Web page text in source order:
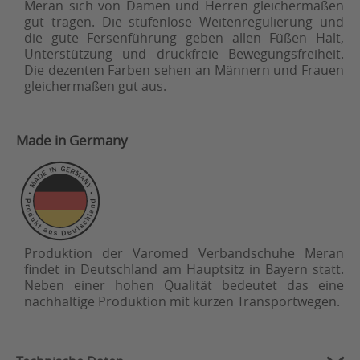
Meran sich von Damen und Herren gleichermaßen
gut tragen. Die stufenlose Weitenregulierung und
die gute Fersenführung geben allen Füßen Halt,
Unterstützung und druckfreie Bewegungsfreiheit.
Die dezenten Farben sehen an Männern und Frauen
gleichermaßen gut aus.
Made in Germany
Produktion der Varomed Verbandschuhe Meran
findet in Deutschland am Hauptsitz in Bayern statt.
Neben einer hohen Qualität bedeutet das eine
nachhaltige Produktion mit kurzen Transportwegen.